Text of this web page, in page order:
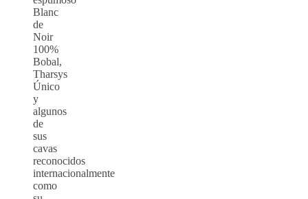
Blanc
de
Noir
100%
Bobal,
Tharsys
Único
y
algunos
de
sus
cavas
reconocidos
internacionalmente
como